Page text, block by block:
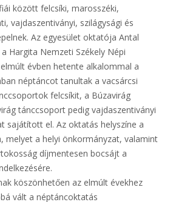
között felcsíki, marosszéki,
vajdaszentiványi, szilágysági és
Az egyesület oktatója Antal
Hargita Nemzeti Székely Népi
évben hetente alkalommal a
néptáncot tanultak a vacsárcsi
felcsíkit, a Búzavirág
tánccsoport pedig vajdaszentiványi
sajátított el. Az oktatás helyszíne a
melyet a helyi önkormányzat, valamint
díjmentesen bocsájt a
köszönhetően az elmúlt évekhez
vált a néptáncoktatás